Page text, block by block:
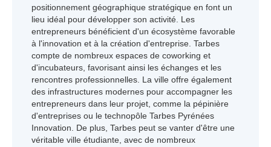
positionnement géographique stratégique en font un
lieu idéal pour développer son activité. Les
entrepreneurs bénéficient d'un écosystème favorable
à l'innovation et à la création d'entreprise. Tarbes
compte de nombreux espaces de coworking et
d'incubateurs, favorisant ainsi les échanges et les
rencontres professionnelles. La ville offre également
des infrastructures modernes pour accompagner les
entrepreneurs dans leur projet, comme la pépinière
d'entreprises ou le technopôle Tarbes Pyrénées
Innovation. De plus, Tarbes peut se vanter d'être une
véritable ville étudiante, avec de nombreux